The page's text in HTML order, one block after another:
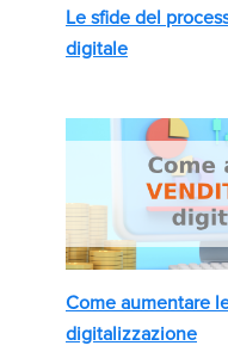
Le sfide del
digitale
Come aumentare
digitalizzazione